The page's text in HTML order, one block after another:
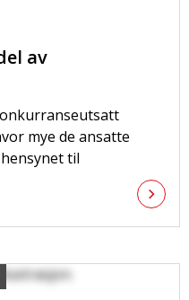
av
mye de ansatte
til